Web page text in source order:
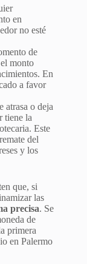
en
no esté
de
monto
En
a favor
atrasa o deja
tiene la
Este
del
y los
que, si
las
precisa. Se
de
primera
en Palermo